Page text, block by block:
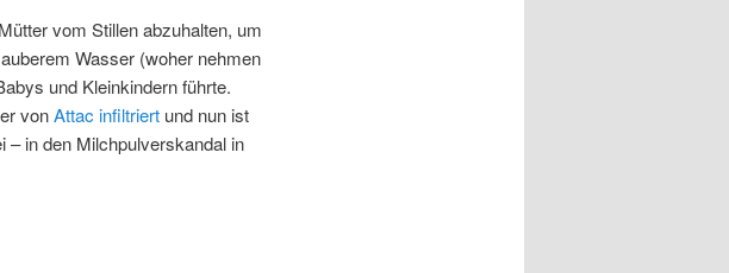
vom Stillen abzuhalten, um
Wasser (woher nehmen
und Kleinkindern führte.
vonAttac infiltriertund nun ist
– in den Milchpulverskandal in